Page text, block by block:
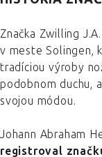
Značka Zwilling
v meste Solingen,
tradíciou výroby
podobnom duchu,
svojou módou.
Johann Abraham
registroval